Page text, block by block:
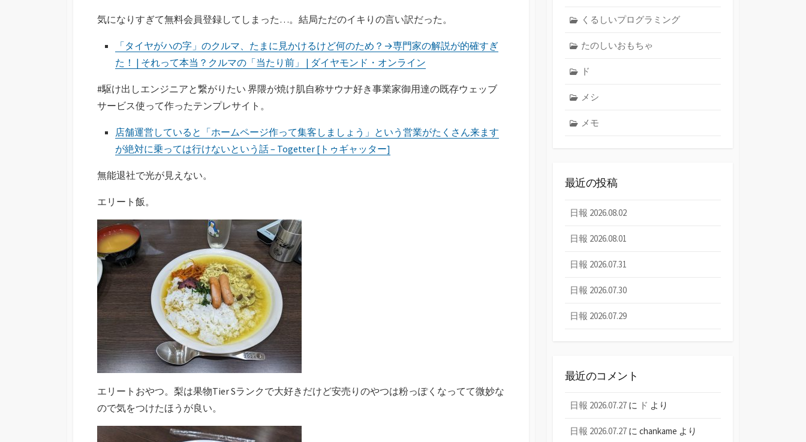
気になりすぎて無料会員登録してしまった…。結局ただのイキりの言い訳だった。
「タイヤがハの字」のクルマ、たまに見かけるけど何のため？→専門家の解説が的確すぎ
た！ | それって本当？クルマの「当たり前」 | ダイヤモンド・オンライン
#駆け出しエンジニアと繋がりたい 界隈が焼け肌自称サウナ好き事業家御用達の既存ウェッブ
サービス使って作ったテンプレサイト。
店舗運営していると「ホームページ作って集客しましょう」という営業がたくさん来ます
が絶対に乗っては行けないという話 – Togetter [トゥギャッター]
無能退社で光が見えない。
エリート飯。
エリートおやつ。梨は果物Tier Sランクで大好きだけど安売りのやつは粉っぽくなってて微妙な
ので気をつけたほうが良い。
くるしいプログラミング
たのしいおもちゃ
ド
メシ
メモ
最近の投稿
日報 2026.08.02
日報 2026.08.01
日報 2026.07.31
日報 2026.07.30
日報 2026.07.29
最近のコメント
日報 2026.07.27 に ド より
日報 2026.07.27 に chankame より